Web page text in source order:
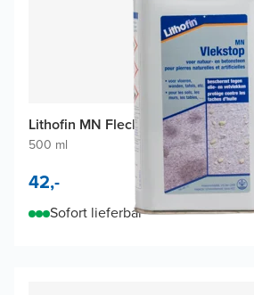
Lithofin MN Fleckenstop Pflegemittel
500 ml
42,-
Sofort lieferbar